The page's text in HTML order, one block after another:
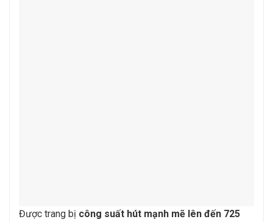
Được trang bị công suất hút mạnh mẽ lên đến 725